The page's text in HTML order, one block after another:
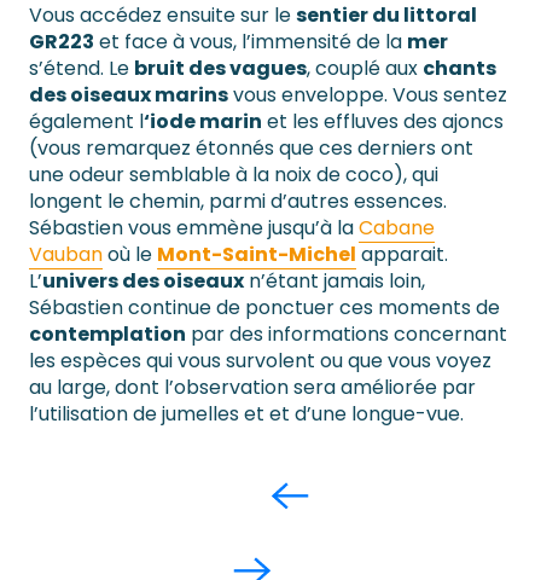
Vous accédez ensuite sur lesentier du littoral
GR223 et face à vous, l’immensité de la mer
s’étend. Le bruit des vagues, couplé aux chants
des oiseaux marinsvous enveloppe. Vous sentez
également l‘iode marin et les effluves des ajoncs
(vous remarquez étonnés que ces derniers ont
une odeur semblable à la noix de coco), qui
longent le chemin, parmi d’autres essences.
Sébastien vous emmène jusqu’à laCabane
Vaubanoù le Mont-Saint-Michel apparait.
L’univers des oiseaux n’étant jamais loin,
Sébastien continue de ponctuer ces moments de
contemplation par des informations concernant
les espèces qui vous survolent ou que vous voyez
au large, dont l’observation sera améliorée par
l’utilisation de jumelles et et d’une longue-vue.